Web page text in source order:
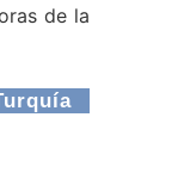
de la